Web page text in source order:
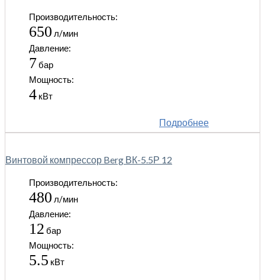
Производительность:
650 л/мин
Давление:
7бар
Мощность:
4 кВт
Подробнее
Винтовой компрессор Berg ВК-5.5Р 12
Производительность:
480 л/мин
Давление:
12 бар
Мощность:
5.5 кВт